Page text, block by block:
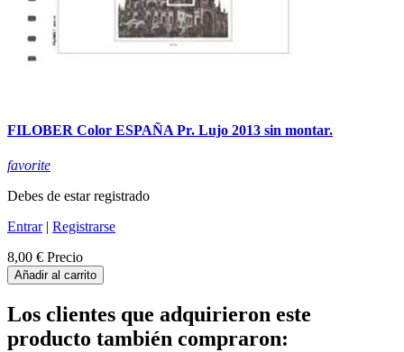
FILOBER Color ESPAÑA Pr. Lujo 2013 sin montar.
favorite
Debes de estar registrado
Entrar| Registrarse
8,00 € Precio
Añadir al carrito
Los clientes que adquirieron este
producto también compraron: